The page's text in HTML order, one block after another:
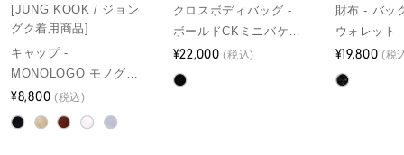
[JUNG KOOK / ジョン
グク着用商品]
キャップ -
MONOLOGO モノグラ
ムロゴベースボールキ
ャップ
¥8,800 (税込)
クロスボディバッグ -
ボールドCKミニバケッ
トクロスボディバッグ
¥22,000(税込)
財布 - バッ
ウォレット
¥19,800(税